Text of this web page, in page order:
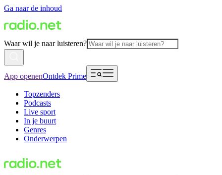
Ga naar de inhoud
Waar wil je naar luisteren?
App openenOntdek Prime
Topzenders
Podcasts
Live sport
In je buurt
Genres
Onderwerpen